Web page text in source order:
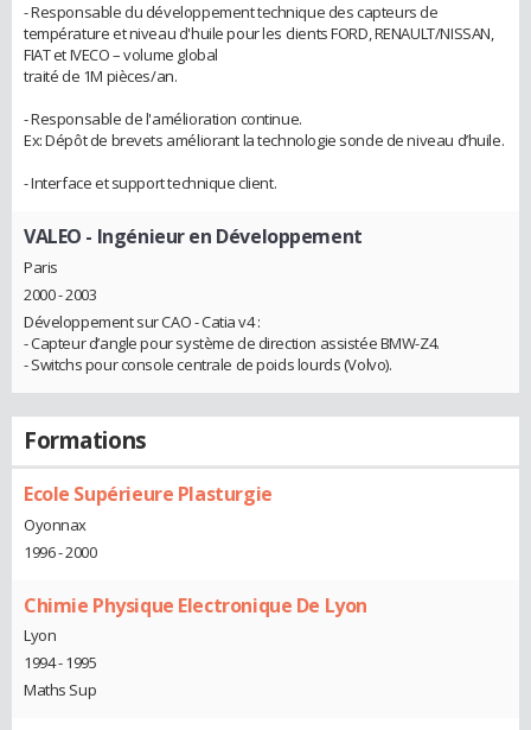
- Responsable du développement technique des capteurs de
température et niveau d'huile pour les clients FORD, RENAULT/NISSAN,
FIAT et IVECO – volume global
traité de 1M pièces/an.
- Responsable de l'amélioration continue.
Ex: Dépôt de brevets améliorant la technologie sonde de niveau d’huile.
- Interface et support technique client.
VALEO - Ingénieur en Développement
Paris
2000 - 2003
Développement sur CAO - Catia v4 :
- Capteur d’angle pour système de direction assistée BMW-Z4.
- Switchs pour console centrale de poids lourds (Volvo).
Formations
Ecole Supérieure Plasturgie
Oyonnax
1996 - 2000
Chimie Physique Electronique De Lyon
Lyon
1994 - 1995
Maths Sup